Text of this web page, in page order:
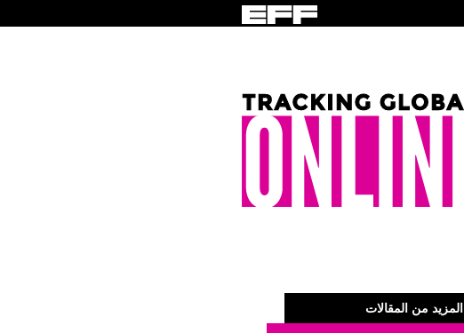
المزيد من المقالات